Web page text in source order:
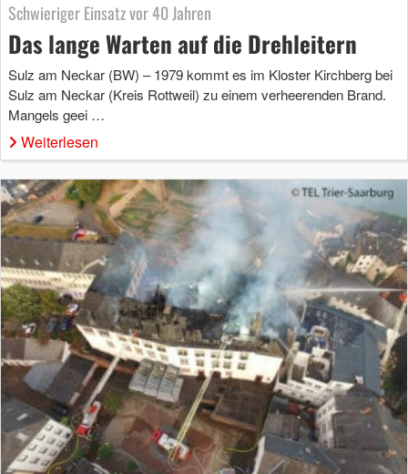
Schwieriger Einsatz vor 40 Jahren
Das lange Warten auf die Drehleitern
Sulz am Neckar (BW) – 1979 kommt es im Kloster Kirchberg bei
Sulz am Neckar (Kreis Rottweil) zu einem verheerenden Brand.
Mangels geei …
Weiterlesen